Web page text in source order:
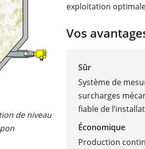
de niveau
exploitation
Vos
Sûr
Système de
surcharges
fiable de
Économique
Production